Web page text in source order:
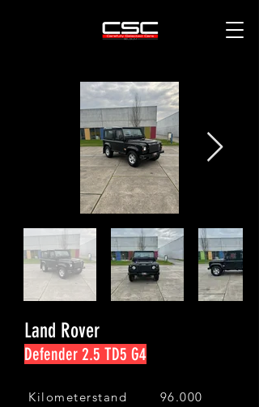
Kilometerstand 96.000
Defender 2.5 TD5 G4
Land Rover